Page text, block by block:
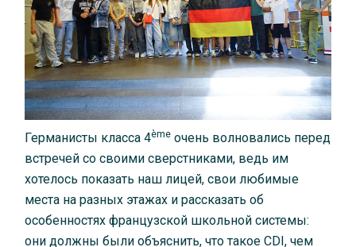
Германисты класса 4ème очень волновались перед
встречей со своими сверстниками, ведь им
хотелось показать наш лицей, свои любимые
места на разных этажах и рассказать об
особенностях французской школьной системы:
они должны были объяснить, что такое CDI, чем